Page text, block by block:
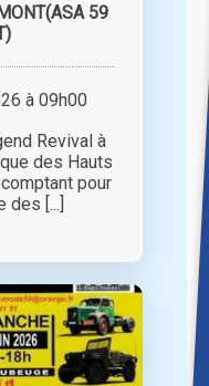
59
à 09h00
Revival à
des Hauts
pour
des [...]